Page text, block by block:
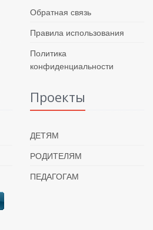
Обратная связь
Правила использования
Политика
конфиденциальности
Проекты
ДЕТЯМ
РОДИТЕЛЯМ
ПЕДАГОГАМ